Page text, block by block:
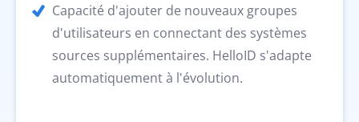
Capacité d'ajouter de nouveaux groupes
d'utilisateurs en connectant des systèmes
sources supplémentaires. HelloID s'adapte
automatiquement à l'évolution.